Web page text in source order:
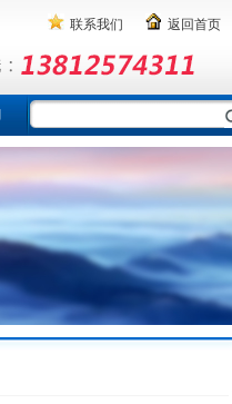
联系我们 返回首页